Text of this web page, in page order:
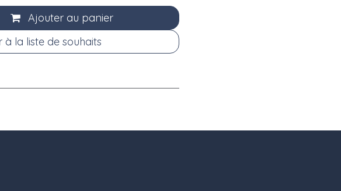
Ajouter au panier
à la liste de souhaits